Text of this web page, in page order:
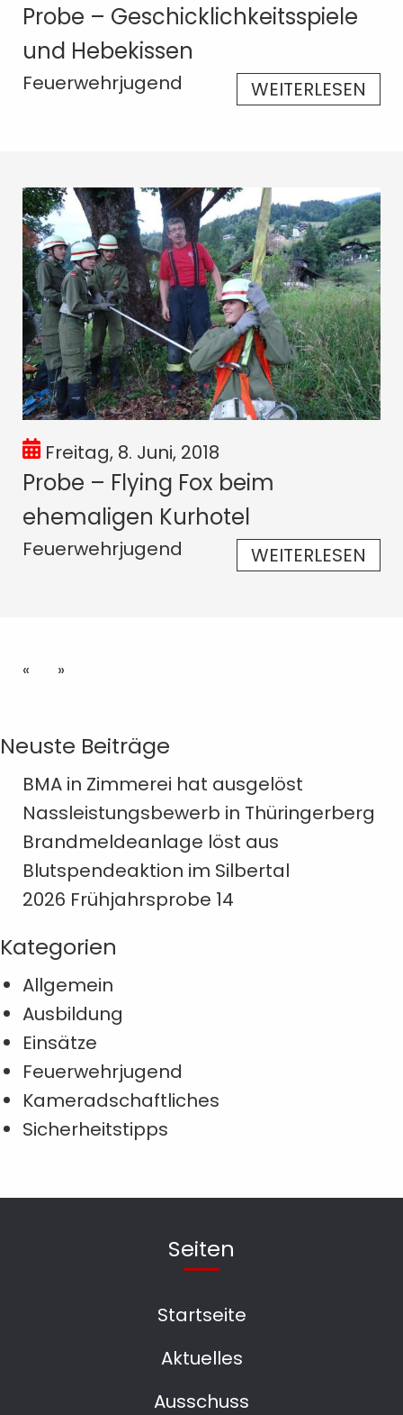
Probe – Geschicklichkeitsspiele
und Hebekissen
Feuerwehrjugend WEITERLESEN
Freitag, 8. Juni, 2018
Probe – Flying Fox beim
ehemaligen Kurhotel
Feuerwehrjugend WEITERLESEN
« »
Neuste Beiträge
BMA in Zimmerei hat ausgelöst
Nassleistungsbewerb in Thüringerberg
Brandmeldeanlage löst aus
Blutspendeaktion im Silbertal
2026 Frühjahrsprobe 14
Kategorien
Allgemein
Ausbildung
Einsätze
Feuerwehrjugend
Kameradschaftliches
Sicherheitstipps
Seiten
Startseite
Aktuelles
Ausschuss